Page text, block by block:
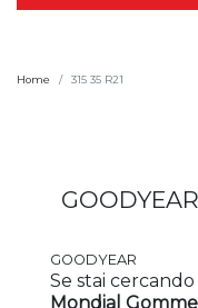
Home 315 35 R21
GOODYEAR
Se stai cercando
Mondial Gomme